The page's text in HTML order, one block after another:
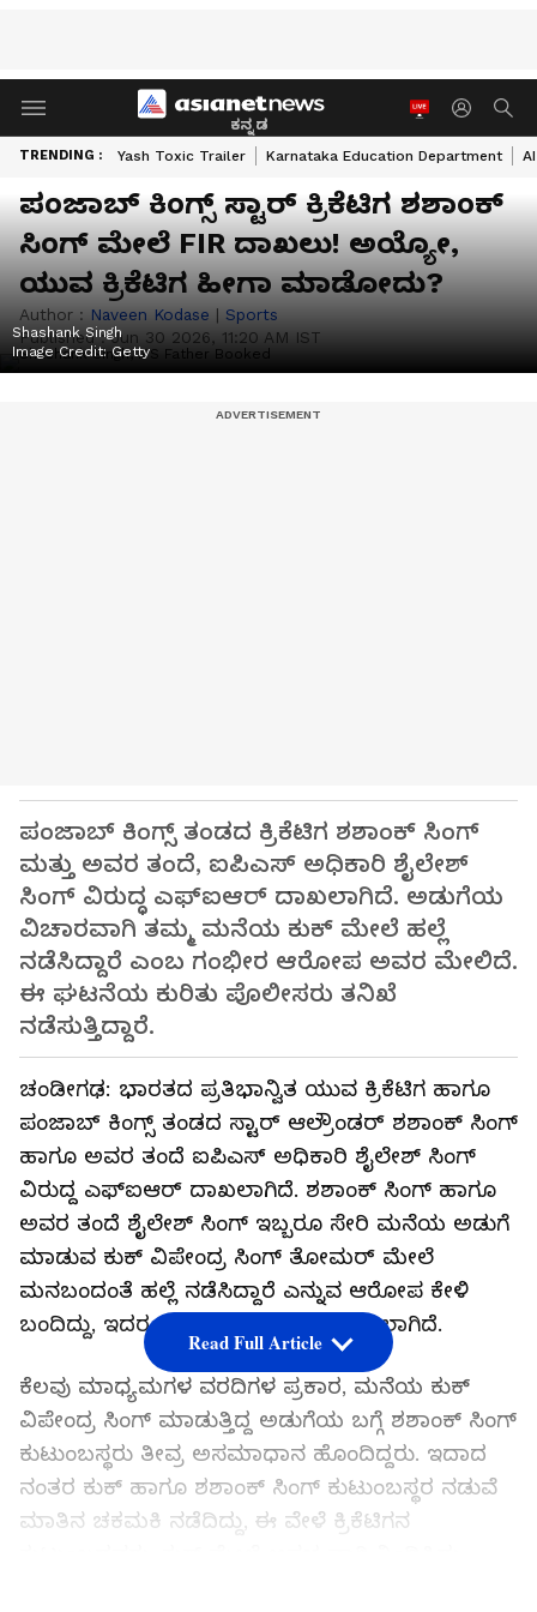
ಕನ್ನಡ
TRENDING : Yash Toxic Trailer Karnataka Education Department
ಪಂಜಾಬ್ ಕಿಂಗ್ಸ್ ಸ್ಟಾರ್ ಕ್ರಿಕೆಟಿಗ ಶಶಾಂಕ್
ಸಿಂಗ್‌ ಮೇಲೆ FIR ದಾಖಲು! ಅಯ್ಯೋ,
ಯುವ ಕ್ರಿಕೆಟಿಗ ಹೀಗಾ ಮಾಡೋದು?
Author : Naveen Kodase | Sports
Published :Jun 30 2026, 11:20 AM IST
Shashank Singh
Image Credit:Getty
ಪಂಜಾಬ್ ಕಿಂಗ್ಸ್ ತಂಡದ ಕ್ರಿಕೆಟಿಗ ಶಶಾಂಕ್ ಸಿಂಗ್
ಮತ್ತು ಅವರ ತಂದೆ, ಐಪಿಎಸ್ ಅಧಿಕಾರಿ ಶೈಲೇಶ್
ಸಿಂಗ್ ವಿರುದ್ಧ ಎಫ್‌ಐಆರ್ ದಾಖಲಾಗಿದೆ. ಅಡುಗೆಯ
ವಿಚಾರವಾಗಿ ತಮ್ಮ ಮನೆಯ ಕುಕ್ ಮೇಲೆ ಹಲ್ಲೆ
ನಡೆಸಿದ್ದಾರೆ ಎಂಬ ಗಂಭೀರ ಆರೋಪ ಅವರ ಮೇಲಿದೆ.
ಈ ಘಟನೆಯ ಕುರಿತು ಪೊಲೀಸರು ತನಿಖೆ
ನಡೆಸುತ್ತಿದ್ದಾರೆ.
ಚಂಡೀಗಢ: ಭಾರತದ ಪ್ರತಿಭಾನ್ವಿತ ಯುವ ಕ್ರಿಕೆಟಿಗ ಹಾಗೂ
ಪಂಜಾಬ್ ಕಿಂಗ್ಸ್ ತಂಡದ ಸ್ಟಾರ್ ಆಲ್ರೌಂಡರ್ ಶಶಾಂಕ್ ಸಿಂಗ್
ಹಾಗೂ ಅವರ ತಂದೆ ಐಪಿಎಸ್‌ ಅಧಿಕಾರಿ ಶೈಲೇಶ್ ಸಿಂಗ್
ವಿರುದ್ದ ಎಫ್‌ಐಆರ್ ದಾಖಲಾಗಿದೆ. ಶಶಾಂಕ್ ಸಿಂಗ್ ಹಾಗೂ
ಅವರ ತಂದೆ ಶೈಲೇಶ್ ಸಿಂಗ್ ಇಬ್ಬರೂ ಸೇರಿ ಮನೆಯ ಅಡುಗೆ
ಮಾಡುವ ಕುಕ್ ವಿಪೇಂದ್ರ ಸಿಂಗ್ ತೋಮರ್ ಮೇಲೆ
ಮನಬಂದಂತೆ ಹಲ್ಲೆ ನಡೆಸಿದ್ದಾರೆ ಎನ್ನುವ ಆರೋಪ ಕೇಳಿ
ಬಂದಿದ್ದು, ಇದರ ಬೆನ್ನಲ್ಲೇ ಎಫ್‌ಐಆರ್ ದಾಖಲಾಗಿದೆ.
ಕೆಲವು ಮಾಧ್ಯಮಗಳ ವರದಿಗಳ ಪ್ರಕಾರ, ಮನೆಯ ಕುಕ್
ವಿಪೇಂದ್ರ ಸಿಂಗ್ ಮಾಡುತ್ತಿದ್ದ ಅಡುಗೆಯ ಬಗ್ಗೆ ಶಶಾಂಕ್ ಸಿಂಗ್
ಕುಟುಂಬಸ್ಥರು ತೀವ್ರ ಅಸಮಾಧಾನ ಹೊಂದಿದ್ದರು. ಇದಾದ
ನಂತರ ಕುಕ್ ಹಾಗೂ ಶಶಾಂಕ್ ಸಿಂಗ್ ಕುಟುಂಬಸ್ಥರ ನಡುವೆ
ಮಾತಿನ ಚಕಮಕಿ ನಡೆದಿದ್ದು, ಈ ವೇಳೆ ಕ್ರಿಕೆಟಿಗನ
Read Full Article